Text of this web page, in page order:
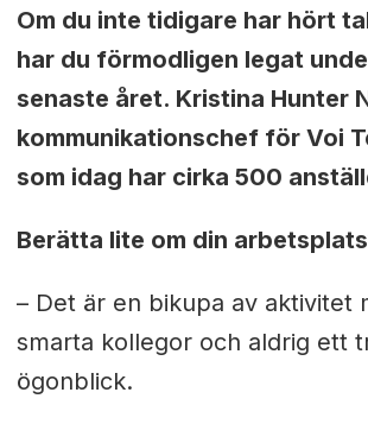
Om du inte tidigare har hört
har du förmodligen legat
senaste året. Kristina Hunter
kommunikationschef för Voi
som idag har cirka 500
Berätta lite om din
– Det är en bikupa av aktivitet
smarta kollegor och aldrig ett
ögonblick.